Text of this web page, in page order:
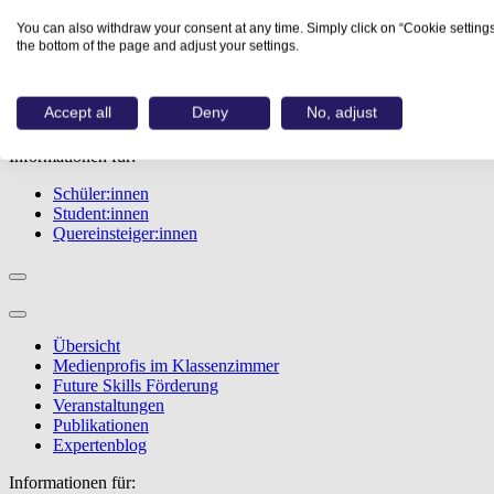
Übersicht
Berufe
Studiengänge
Berufstest
Bewerbungstipps
Informationen für:
Schüler:innen
Student:innen
Quereinsteiger:innen
Übersicht
Medienprofis im Klassenzimmer
Future Skills Förderung
Veranstaltungen
Publikationen
Expertenblog
Informationen für:
You can also withdraw your consent at any time. Simply click on “Cookie
the bottom of the page and adjust your settings.
Accept all Deny No, adjust